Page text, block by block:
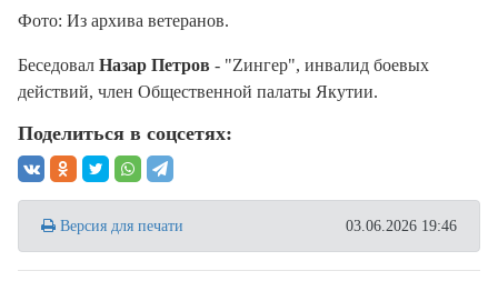
Фото: Из архива ветеранов.
Беседовал Назар Петров - "Zингер", инвалид боевых
действий, член Общественной палаты Якутии.
Поделиться в соцсетях:
Версия для печати 03.06.2026 19:46